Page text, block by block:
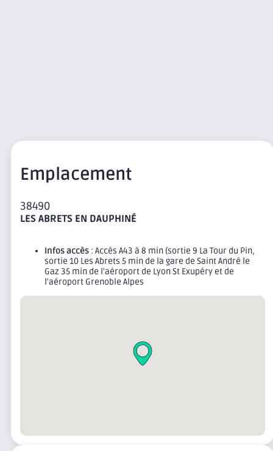
Emplacement
38490
LES ABRETS EN DAUPHINÉ
Infos accès : Accès A43 à 8 min (sortie 9 La Tour du Pin,
sortie 10 Les Abrets 5 min de la gare de Saint André le
Gaz 35 min de l'aéroport de Lyon St Exupéry et de
l'aéroport Grenoble Alpes